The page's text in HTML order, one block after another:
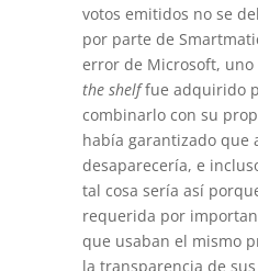
votos emitidos no se
por parte de
error de Microsoft, uno
the shelffue adquirido
combinarlo con su
había garantizado que
desaparecería, e
tal cosa sería así
requerida por
que usaban el mismo
la transparencia de